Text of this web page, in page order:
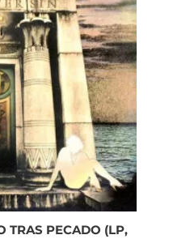
TRAS PECADO (LP,